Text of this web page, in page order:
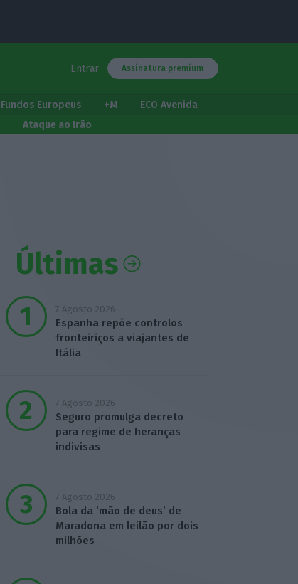
Entrar Assinatura premium
Fundos Europeus +M
ECO Avenida
Ataque ao Irão
Últimas
7 Agosto 2026
Espanha repõe controlos
fronteiriços a viajantes de
Itália
7 Agosto 2026
Seguro promulga decreto
para regime de heranças
indivisas
7 Agosto 2026
Bola da ‘mão de deus’ de
Maradona em leilão por dois
milhões